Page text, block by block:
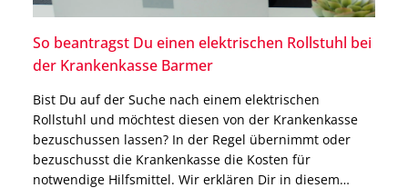
So beantragst Du einen elektrischen Rollstuhl bei
der Krankenkasse Barmer
Bist Du auf der Suche nach einem elektrischen
Rollstuhl und möchtest diesen von der Krankenkasse
bezuschussen lassen? In der Regel übernimmt oder
bezuschusst die Krankenkasse die Kosten für
notwendige Hilfsmittel. Wir erklären Dir in diesem